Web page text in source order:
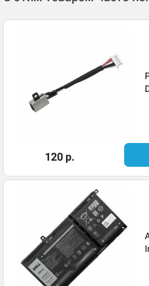
120 р.